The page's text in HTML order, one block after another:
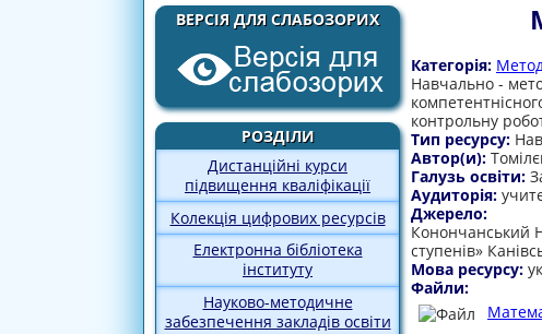
ВЕРСІЯ ДЛЯ СЛАБОЗОРИХ
РОЗДІЛИ
Дистанційні курси
підвищення кваліфікації
Колекція цифрових ресурсів
Електронна бібліотека
інституту
Науково-методичне
забезпечення закладів освіти
Категорія:
Навчально -
контрольну
Тип ресурсу:
Автор(и):
Галузь освіти:
Аудиторія:
Джерело:
Конончанський
ступенів»
Мова ресурсу:
Файли: